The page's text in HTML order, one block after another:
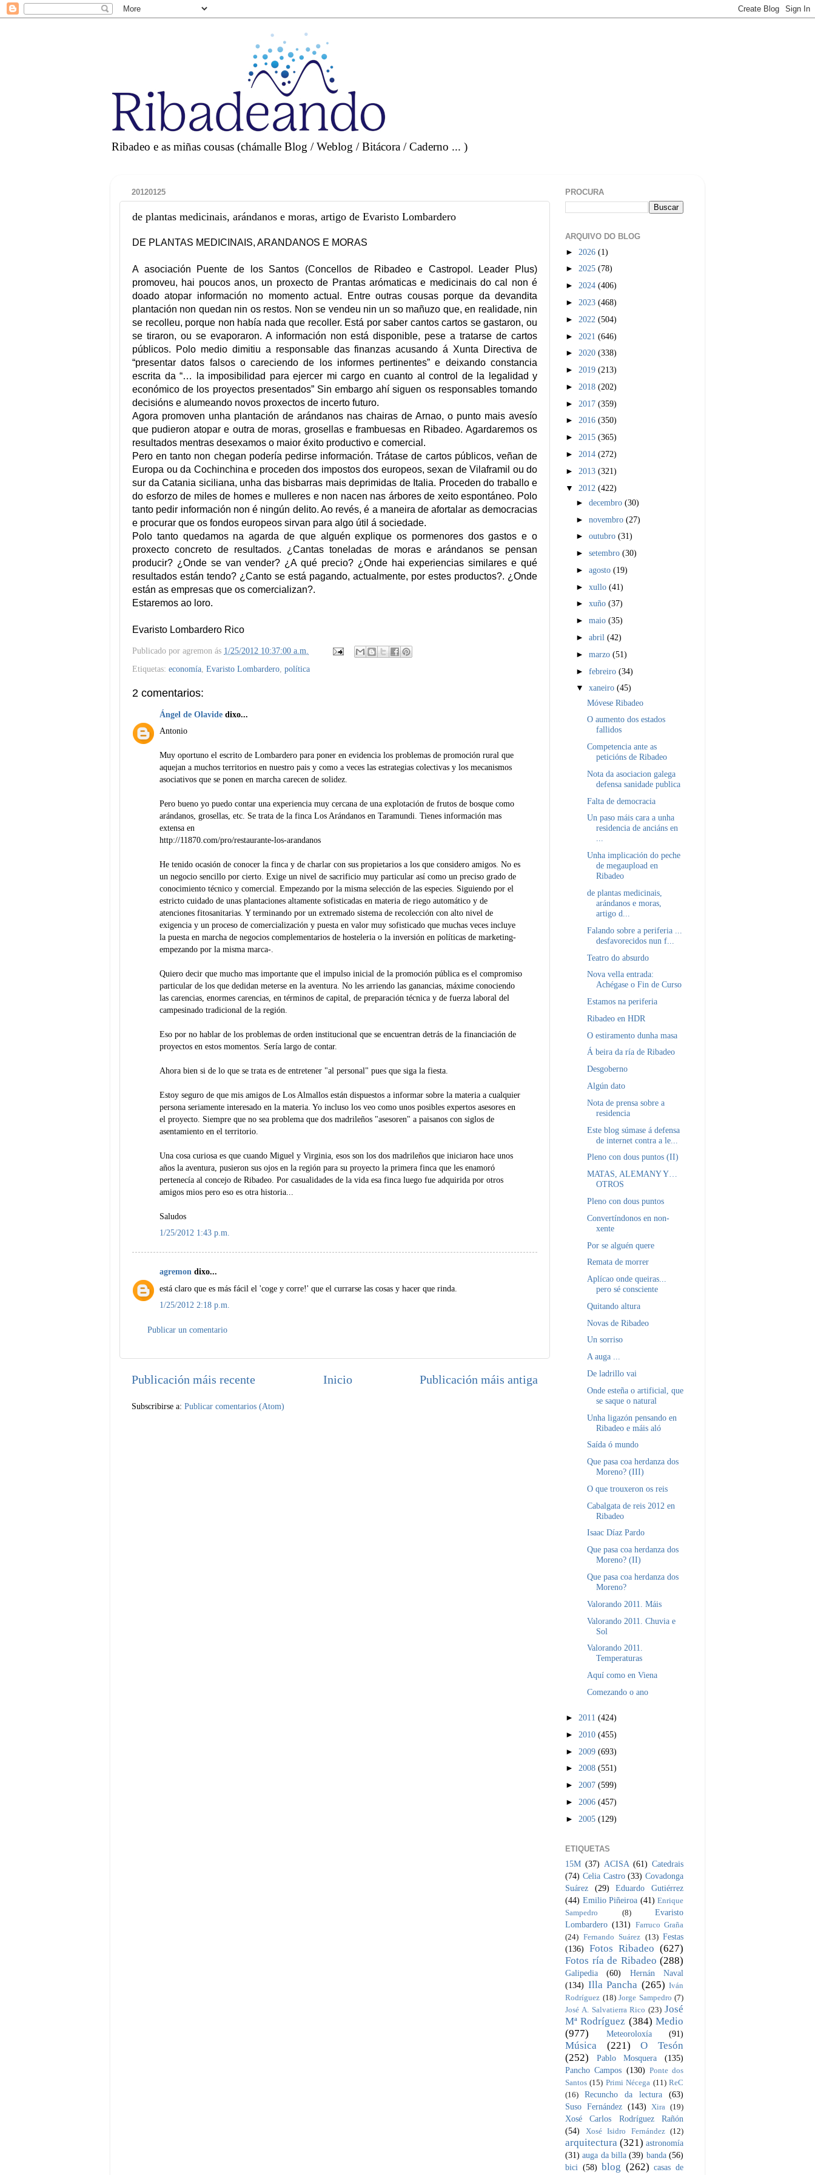
Ribadeo e as miñas cousas (chámalle Blog / Weblog / Bitácora / Caderno ... )
20120125
de plantas medicinais, arándanos e moras, artigo de Evaristo Lombardero
DE PLANTAS MEDICINAIS, ARANDANOS E MORAS
A asociación Puente de los Santos (Concellos de Ribadeo e Castropol. Leader Plus)
promoveu, hai poucos anos, un proxecto de Prantas arómaticas e medicinais do cal non é
doado atopar información no momento actual. Entre outras cousas porque da devandita
plantación non quedan nin os restos. Non se vendeu nin un so mañuzo que, en realidade, nin
se recolleu, porque non había nada que recoller. Está por saber cantos cartos se gastaron, ou
se tiraron, ou se evaporaron. A información non está disponible, pese a tratarse de cartos
públicos. Polo medio dimitiu a responsable das finanzas acusando á Xunta Directiva de
“presentar datos falsos o careciendo de los informes pertinentes” e deixando constancia
escrita da “… la imposibilidad para ejercer mi cargo en cuanto al control de la legalidad y
económico de los proyectos presentados” Sin embargo ahí siguen os responsables tomando
decisións e alumeando novos proxectos de incerto futuro.
Agora promoven unha plantación de arándanos nas chairas de Arnao, o punto mais avesío
que pudieron atopar e outra de moras, grosellas e frambuesas en Ribadeo. Agardaremos os
resultados mentras desexamos o maior éxito productivo e comercial.
Pero en tanto non chegan podería pedirse información. Trátase de cartos públicos, veñan de
Europa ou da Cochinchina e proceden dos impostos dos europeos, sexan de Vilaframil ou do
sur da Catania siciliana, unha das bisbarras mais deprimidas de Italia. Proceden do traballo e
do esforzo de miles de homes e mulleres e non nacen nas árbores de xeito espontáneo. Polo
tanto pedir información non é ningún delito. Ao revés, é a maneira de afortalar as democracias
e procurar que os fondos europeos sirvan para algo útil á sociedade.
Polo tanto quedamos na agarda de que alguén explique os pormenores dos gastos e o
proxecto concreto de resultados. ¿Cantas toneladas de moras e arándanos se pensan
producir? ¿Onde se van vender? ¿A qué precio? ¿Onde hai experiencias similares e qué
resultados están tendo? ¿Canto se está pagando, actualmente, por estes productos?. ¿Onde
están as empresas que os comercializan?.
Estaremos ao loro.
Evaristo Lombardero Rico
Publicado por agremon ás 1/25/2012 10:37:00 a.m.
Etiquetas: economía Evaristo Lombardero política
2 comentarios:
Ángel de Olavide dixo...
Antonio
Muy oportuno el escrito de Lombardero para poner en evidencia los problemas de promoción rural que
aquejan a muchos territorios en nuestro pais y como a veces las estrategias colectivas y los mecanismos
asociativos que se ponen en marcha carecen de solidez.
Pero bueno yo puedo contar una experiencia muy cercana de una explotación de frutos de bosque como
arándanos, grosellas, etc. Se trata de la finca Los Arándanos en Taramundi. Tienes información mas
extensa en
http://11870.com/pro/restaurante-los-arandanos
He tenido ocasión de conocer la finca y de charlar con sus propietarios a los que considero amigos. No es
un negocio sencillo por cierto. Exige un nivel de sacrificio muy particular así como un preciso grado de
conocimiento técnico y comercial. Empezando por la misma selección de las especies. Siguiendo por el
estricto cuidado de unas plantaciones altamente sofisticadas en materia de riego automático y de
atenciones fitosanitarias. Y terminando por un extremado sistema de recolección con alto nivel de
exigencia y un proceso de comercialización y puesta en valor muy sofisticado que muchas veces incluye
la puesta en marcha de negocios complementarios de hosteleria o la inversión en políticas de marketing-
empezando por la misma marca-.
Quiero decir que mucho mas importante que el impulso inicial de la promoción pública es el compromiso
particular de los que dedidan meterse en la aventura. No les arriendo las ganancias, máxime conociendo
las carencias, enormes carencias, en términos de capital, de preparación técnica y de fuerza laboral del
campesinado tradicional de la región.
Eso por no hablar de los problemas de orden institucional que se encuentran detrás de la financiación de
proyectos en estos momentos. Sería largo de contar.
Ahora bien si de lo que se trata es de entretener "al personal" pues que siga la fiesta.
Estoy seguro de que mis amigos de Los Almallos están dispuestos a informar sobre la materia a cualquier
persona seriamente interesado en la materia. Yo incluso los veo como unos posibles expertos asesores en
el proyecto. Siempre que no sea problema que dos madrileños "asesoren" a paisanos con siglos de
asentamiento en el territorio.
Una cosa curiosa es que cuando Miguel y Virginia, esos son los dos madrileños que iniciaron hace unos
años la aventura, pusieron sus ojos en la región para su proyecto la primera finca que les enamoró
pertenecía al concejo de Ribadeo. Por casualidades de la vida esa finca luego fue adquirida por otros
amigos mios pero eso es otra historia...
Saludos
1/25/2012 1:43 p.m.
agremon dixo...
está claro que es más fácil el 'coge y corre!' que el currarse las cosas y hacer que rinda.
1/25/2012 2:18 p.m.
Publicar un comentario
Publicación máis recente Publicación máis antiga
Inicio
Subscribirse a: Publicar comentarios (Atom)
PROCURA
ARQUIVO DO BLOG
► 2026 (1)
► 2025 (78)
► 2024 (406)
► 2023 (468)
► 2022 (504)
► 2021 (646)
► 2020 (338)
► 2019 (213)
► 2018 (202)
► 2017 (359)
► 2016 (350)
► 2015 (365)
► 2014 (272)
► 2013 (321)
▼ 2012 (422)
►decembro(30)
►novembro(27)
►outubro(31)
►setembro(30)
►agosto(19)
►xullo(41)
►xuño(37)
►maio(35)
►abril(42)
►marzo(51)
►febreiro(34)
▼xaneiro(45)
Móvese Ribadeo
O aumento dos estados
fallidos
Competencia ante as
peticións de Ribadeo
Nota da asociacion galega
defensa sanidade publica
Falta de democracia
Un paso máis cara a unha
residencia de anciáns en
...
Unha implicación do peche
de megaupload en
Ribadeo
de plantas medicinais,
arándanos e moras,
artigo d...
Falando sobre a periferia ...
desfavorecidos nun f...
Teatro do absurdo
Nova vella entrada:
Achégase o Fin de Curso
Estamos na periferia
Ribadeo en HDR
O estiramento dunha masa
Á beira da ría de Ribadeo
Desgoberno
Algún dato
Nota de prensa sobre a
residencia
Este blog súmase á defensa
de internet contra a le...
Pleno con dous puntos (II)
MATAS, ALEMANY Y…
OTROS
Pleno con dous puntos
Convertíndonos en non-
xente
Por se alguén quere
Remata de morrer
Aplícao onde queiras...
pero sé consciente
Quitando altura
Novas de Ribadeo
Un sorriso
A auga ...
De ladrillo vai
Onde esteña o artificial, que
se saque o natural
Unha ligazón pensando en
Ribadeo e máis aló
Saída ó mundo
Que pasa coa herdanza dos
Moreno? (III)
O que trouxeron os reis
Cabalgata de reis 2012 en
Ribadeo
Isaac Díaz Pardo
Que pasa coa herdanza dos
Moreno? (II)
Que pasa coa herdanza dos
Moreno?
Valorando 2011. Máis
Valorando 2011. Chuvia e
Sol
Valorando 2011.
Temperaturas
Aquí como en Viena
Comezando o ano
► 2011 (424)
► 2010 (455)
► 2009 (693)
► 2008 (551)
► 2007 (599)
► 2006 (457)
► 2005 (129)
ETIQUETAS
15M (37) ACISA (61) Catedrais
(74) Celia Castro (33) Covadonga
Suárez
(29)
Eduardo Gutiérrez
(44) Emilio Piñeiroa (41) Enrique
Sampedro
(8)
Evaristo
Lombardero (131) Farruco Graña
(24) Fernando Suárez (13) Festas
(136)
Fotos Ribadeo (627)
Fotos ría de Ribadeo (288)
Galipedia (60)
Hernán Naval
(134) Illa Pancha (265) Iván
Rodríguez (18) Jorge Sampedro (7)
José A. Salvatierra Rico (23) José
Mª Rodríguez (384) Medio
(977)
Meteoroloxía (91)
Música (221)
O Tesón
(252)
Pablo Mosquera
(135)
Pancho Campos (130) Ponte dos
Santos (15) Primi Nécega (11) ReC
(16)
Recuncho da lectura
(63)
Suso Fernández (143) Xira (19)
Xosé Carlos Rodríguez Rañón
(54)
Xosé Isidro Fernández (12)
arquitectura (321) astronomía
(31) auga da billa (39) banda (56)
bici (58) blog (262) casas de